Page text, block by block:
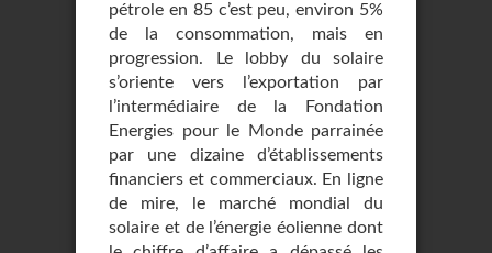
pétrole en 85 c’est peu, environ 5%
de la consommation, mais en
progression. Le lobby du solaire
s’oriente vers l’exportation par
l’intermédiaire de la Fondation
Energies pour le Monde parrainée
par une dizaine d’établissements
financiers et commerciaux. En ligne
de mire, le marché mondial du
solaire et de l’énergie éolienne dont